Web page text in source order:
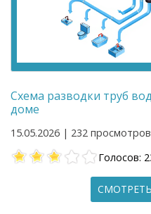
Схема разводки труб
доме
15.05.2026 | 232 просмотров
Голосов: